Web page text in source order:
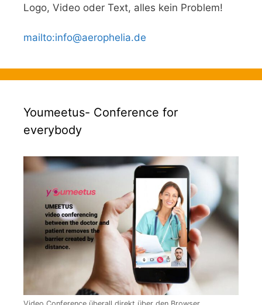
Logo, Video oder Text, alles kein Problem!
mailto:info@aerophelia.de
Youmeetus- Conference for
everybody